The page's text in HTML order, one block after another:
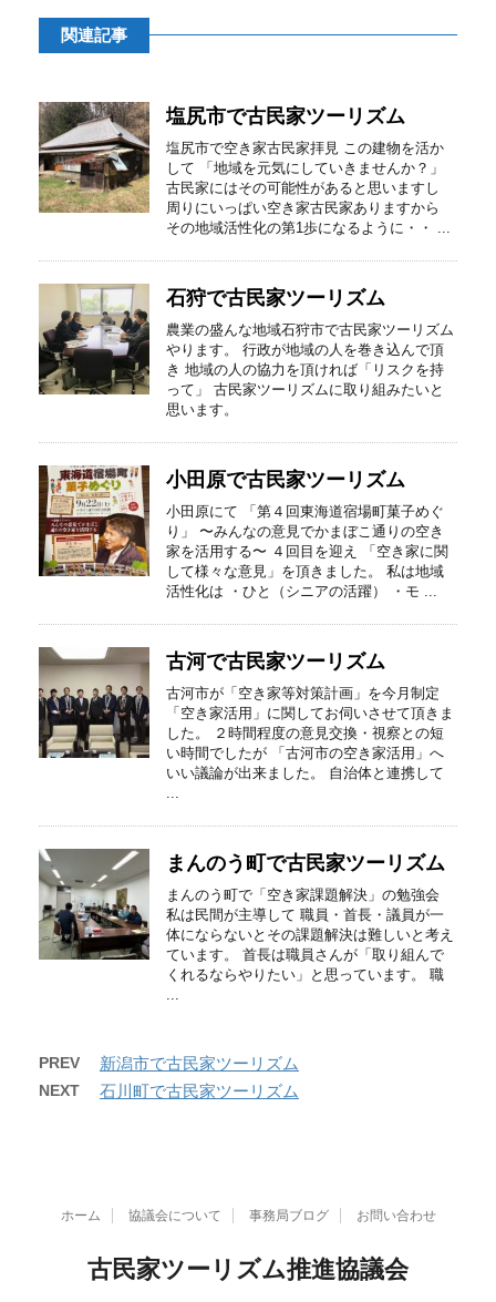
関連記事
塩尻市で古民家ツーリズム
塩尻市で空き家古民家拝見 この建物を活か
して 「地域を元気にしていきませんか？」
古民家にはその可能性があると思いますし
周りにいっぱい空き家古民家ありますから
その地域活性化の第1歩になるように・・ ...
石狩で古民家ツーリズム
農業の盛んな地域石狩市で古民家ツーリズム
やります。 行政が地域の人を巻き込んで頂
き 地域の人の協力を頂ければ「リスクを持
って」 古民家ツーリズムに取り組みたいと
思います。
小田原で古民家ツーリズム
小田原にて 「第４回東海道宿場町菓子めぐ
り」 〜みんなの意見でかまぼこ通りの空き
家を活用する〜 ４回目を迎え 「空き家に関
して様々な意見」を頂きました。 私は地域
活性化は ・ひと（シニアの活躍） ・モ ...
古河で古民家ツーリズム
古河市が「空き家等対策計画」を今月制定
「空き家活用」に関してお伺いさせて頂きま
した。 ２時間程度の意見交換・視察との短
い時間でしたが 「古河市の空き家活用」へ
いい議論が出来ました。 自治体と連携して
...
まんのう町で古民家ツーリズム
まんのう町で「空き家課題解決」の勉強会
私は民間が主導して 職員・首長・議員が一
体にならないとその課題解決は難しいと考え
ています。 首長は職員さんが「取り組んで
くれるならやりたい」と思っています。 職
...
PREV 新潟市で古民家ツーリズム
NEXT 石川町で古民家ツーリズム
ホーム 協議会について 事務局ブログ お問い合わせ
古民家ツーリズム推進協議会